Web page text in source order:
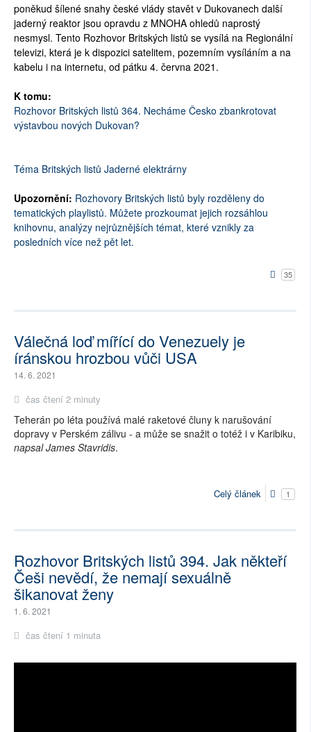
poněkud šílené snahy české vlády stavět v Dukovanech další
jaderný reaktor jsou opravdu z MNOHA ohledů naprostý
nesmysl. Tento Rozhovor Britských listů se vysílá na Regionální
televizi, která je k dispozici satelitem, pozemním vysíláním a na
kabelu i na internetu, od pátku 4. června 2021.
K tomu:
Rozhovor Britských listů 364. Necháme Česko zbankrotovat
výstavbou nových Dukovan?
Téma Britských listů Jaderné elektrárny
Upozornění: Rozhovory Britských listů byly rozděleny do
tematických playlistů. Můžete prozkoumat jejich rozsáhlou
knihovnu, analýzy nejrůznějších témat, které vznikly za
posledních více než pět let.
35
Válečná loď mířící do Venezuely je
íránskou hrozbou vůči USA
14. 6. 2021
čas čtení 2 minuty
Teherán po léta používá malé raketové čluny k narušování
dopravy v Perském zálivu - a může se snažit o totéž i v Karibiku,
napsal James Stavridis.
Celý článek 1
Rozhovor Britských listů 394. Jak někteří
Češi nevědí, že nemají sexuálně
šikanovat ženy
1. 6. 2021
čas čtení 1 minuta